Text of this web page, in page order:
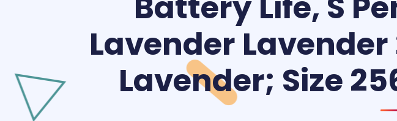
Lavender Lavender
Lavender; Size